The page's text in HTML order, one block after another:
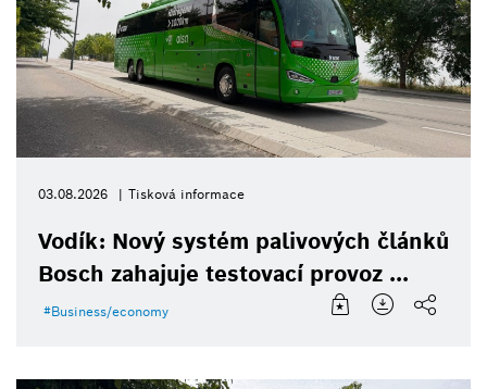
03.08.2026 Tisková informace
Vodík: Nový systém palivových článků
Bosch zahajuje testovací provoz ...
Business/economy